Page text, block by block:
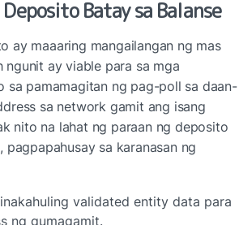
Batay sa Balanse
ay maaaring mangailangan ng mas
ngunit ay viable para sa mga
sa pamamagitan ng pag-poll sa daan-
sa network gamit ang isang
nito na lahat ng paraan ng deposito
sa karanasan ng
validated entity data para
ng gumagamit.